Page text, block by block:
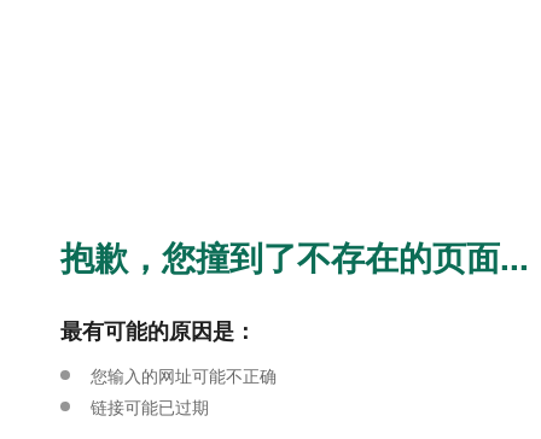
抱歉，您撞到了不存在的页面...
最有可能的原因是：
您输入的网址可能不正确
链接可能已过期